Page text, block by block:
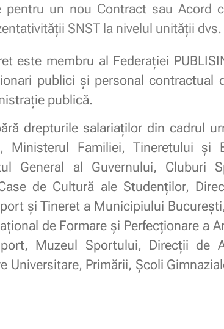
pentru un nou Contract sau Acord
SNST la nivelul unității
este membru al Federației
publici și personal contractual
publică.
drepturile salariaților din cadrul
Ministerul Familiei, Tineretului și
General al Guvernului, Cluburi
de Cultură ale Studenților,
și Tineret a Municipiului
de Formare și Perfecţionare a
Muzeul Sportului, Direcții de
Universitare, Primării, Școli